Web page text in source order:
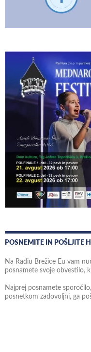
POSNEMITE IN POŠLJITE
Na Radiu Brežice Eu vam
posnamete svoje obvestilo,
Najprej posnamete
posnetkom zadovoljni, ga